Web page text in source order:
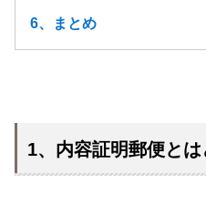
6、まとめ
1、内容証明郵便と